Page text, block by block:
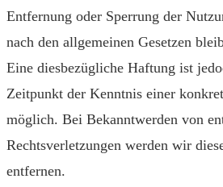
Entfernung oder Sperrung der
nach den allgemeinen Gesetzen
Eine diesbezügliche Haftung ist
Zeitpunkt der Kenntnis einer
möglich. Bei Bekanntwerden von
Rechtsverletzungen werden wir
entfernen.